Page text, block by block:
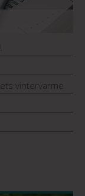
vintervarme